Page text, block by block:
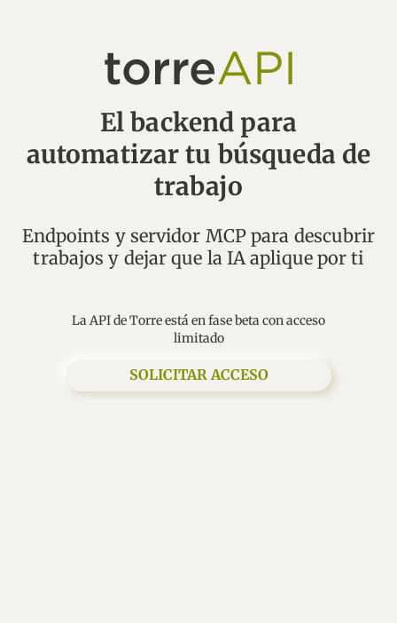
El backend para
automatizar tu búsqueda de
trabajo
Endpoints y servidor MCP para descubrir
La API de Torre está en fase beta con acceso
limitado
SOLICITAR ACCESO